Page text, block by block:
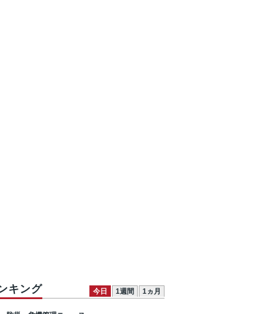
キング 今日 1週間 1ヵ月